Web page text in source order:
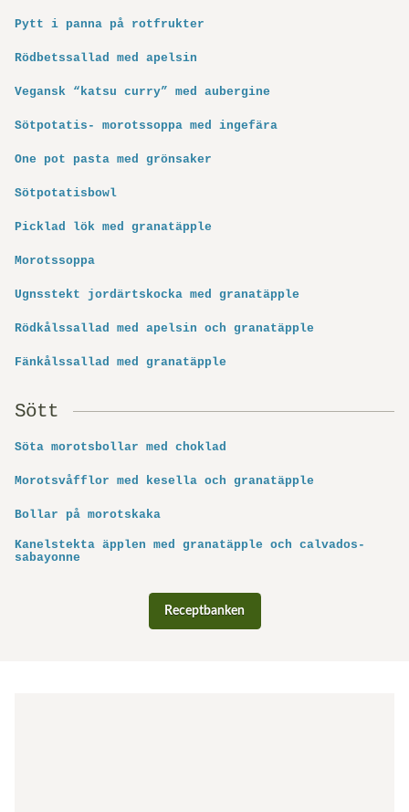
Pytt i panna på rotfrukter
Rödbetssallad med apelsin
Vegansk “katsu curry” med aubergine
Sötpotatis- morotssoppa med ingefära
One pot pasta med grönsaker
Sötpotatisbowl
Picklad lök med granatäpple
Morotssoppa
Ugnsstekt jordärtskocka med granatäpple
Rödkålssallad med apelsin och granatäpple
Fänkålssallad med granatäpple
Sött
Söta morotsbollar med choklad
Morotsvåfflor med kesella och granatäpple
Bollar på morotskaka
Kanelstekta äpplen med granatäpple och calvados-
sabayonne
Receptbanken